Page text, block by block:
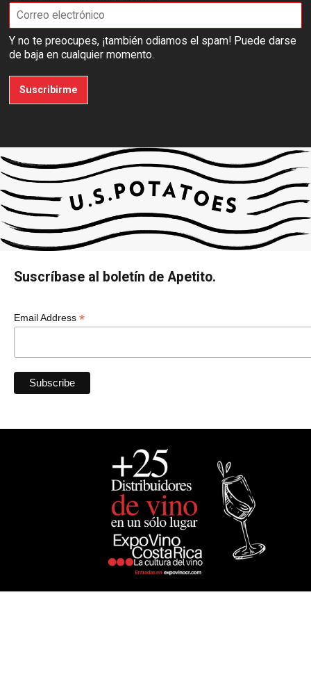
Y no te preocupes, ¡también odiamos el spam! Puede darse
de baja en cualquier momento.
Suscribirme
Suscríbase al boletín de Apetito.
Email Address *